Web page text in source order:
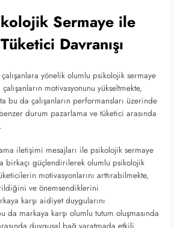
Sermaye ile
Davranışı
yönelik olumlu psikolojik sermaye
motivasyonunu yükseltmekte,
bu da çalışanların performansları üzerinde
durum pazarlama ve tüketici arasında
iletişimi mesajları ile psikolojik sermaye
birkaçı güçlendirilerek olumlu psikolojik
motivasyonlarını arttırabilmekte,
ve önemsendiklerini
karşı aidiyet duygularını
da markaya karşı olumlu tutum oluşmasında